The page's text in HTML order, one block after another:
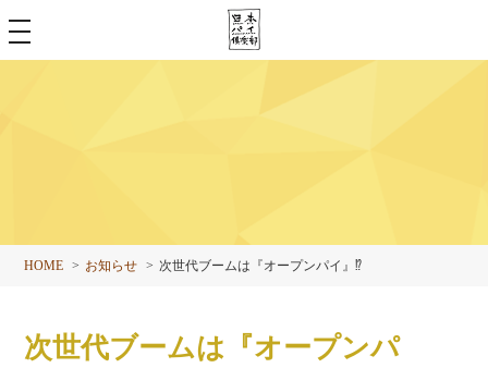
toggle
navigation
HOME お知らせ 次世代ブームは『オープンパイ』⁉︎
次世代ブームは『オープンパ